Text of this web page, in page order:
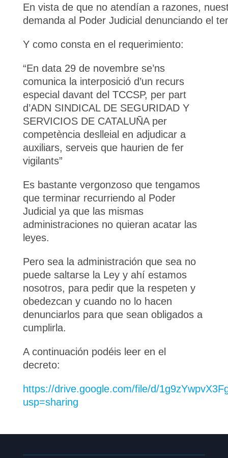
En vista de que no atendían a razones,
demanda al Poder Judicial denunciando el
Y como consta en el requerimiento:
“En data 29 de novembre se’ns
comunica la interposició d’un recurs
especial davant del TCCSP, per part
d’ADN SINDICAL DE SEGURIDAD Y
SERVICIOS DE CATALUÑA per
competència deslleial en adjudicar a
auxiliars, serveis que haurien de fer
vigilants”
Es bastante vergonzoso que tengamos
que terminar recurriendo al Poder
Judicial ya que las mismas
administraciones no quieran acatar las
leyes.
Pero sea la administración que sea no
puede saltarse la Ley y ahí estamos
nosotros, para pedir que la respeten y
obedezcan y cuando no lo hacen
denunciarlos para que sean obligados a
cumplirla.
A continuación podéis leer en el
decreto:
https://drive.google.com/file/d/
usp=sharing